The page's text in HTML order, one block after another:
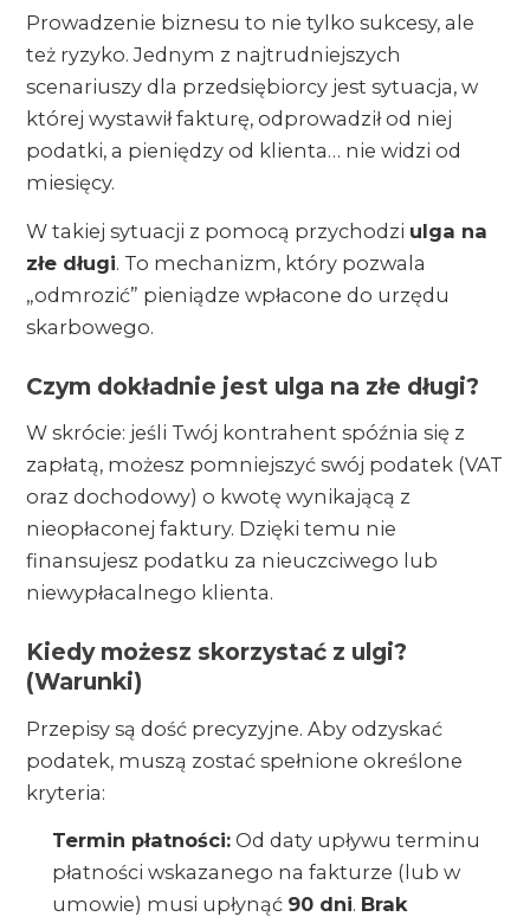
Prowadzenie biznesu to nie tylko sukcesy, ale
też ryzyko. Jednym z najtrudniejszych
scenariuszy dla przedsiębiorcy jest sytuacja, w
której wystawił fakturę, odprowadził od niej
podatki, a pieniędzy od klienta… nie widzi od
miesięcy.
W takiej sytuacji z pomocą przychodzi ulga na
złe długi. To mechanizm, który pozwala
„odmrozić” pieniądze wpłacone do urzędu
skarbowego.
Czym dokładnie jest ulga na złe długi?
W skrócie: jeśli Twój kontrahent spóźnia się z
zapłatą, możesz pomniejszyć swój podatek (VAT
oraz dochodowy) o kwotę wynikającą z
nieopłaconej faktury. Dzięki temu nie
finansujesz podatku za nieuczciwego lub
niewypłacalnego klienta.
Kiedy możesz skorzystać z ulgi?
(Warunki)
Przepisy są dość precyzyjne. Aby odzyskać
podatek, muszą zostać spełnione określone
kryteria:
Termin płatności:Od daty upływu terminu
płatności wskazanego na fakturze (lub w
umowie) musi upłynąć 90 dni. Brak